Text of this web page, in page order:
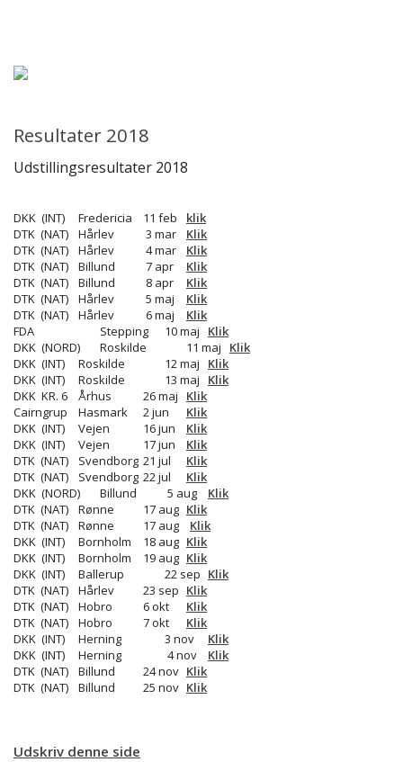
Hjem
Sundhed
Udstillinger
Årbog
Årsafslutninger
Cairngruppen
Links
Kontakt
Resultater 2018
Udstillingsresultater 2018
DKK (INT) Fredericia 11 feb
klik
DTK (NAT)
Hårlev 3 mar
Klik
DTK (NAT)
Hårlev 4 mar
Klik
DTK (NAT)
Billund 7 apr
Klik
DTK (NAT)
Billund 8 apr
Klik
DTK (NAT)
Hårlev 5 maj
Klik
DTK (NAT)
Hårlev 6 maj
Klik
FDA
Stepping 10 maj
Klik
DKK (NORD)
Roskilde 11 maj
Klik
DKK (INT)
Roskilde 12 maj
Klik
DKK (INT)
Roskilde 13 maj
Klik
DKK KR. 6
Århus 26 maj
Klik
Cairngrup
Hasmark 2 jun
Klik
DKK (INT)
Vejen 16 jun
Klik
DKK (INT)
Vejen 17 jun
Klik
DTK (NAT)
Svendborg 21 jul
Klik
DTK (NAT)
Svendborg 22 jul
Klik
DKK (NORD)
Billund 5 aug
Klik
DTK (NAT)
Rønne 17 aug Klik
DTK (NAT)
Rønne 17 aug Klik
DKK (INT)
Bornholm 18 aug Klik
DKK (INT)
Bornholm 19 aug Klik
DKK (INT)
Ballerup 22 sep Klik
DTK (NAT)
Hårlev 23 sep Klik
DTK (NAT)
Hobro 6 okt
Klik
DTK (NAT)
Hobro 7 okt
Klik
DKK (INT)
Herning 3 nov
Klik
DKK (INT)
Herning 4 nov
Klik
DTK (NAT)
Billund 24 nov Klik
DTK (NAT)
Billund 25 nov Klik
Udskriv denne side